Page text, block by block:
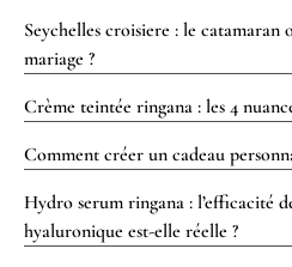
Seychelles croisiere : le
mariage ?
Crème teintée ringana : les 4
Comment créer un cadeau
Hydro serum ringana : l’efficacité
hyaluronique est-elle réelle ?